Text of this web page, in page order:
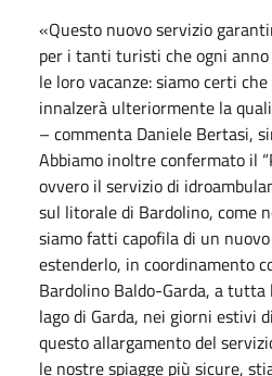
«Questo nuovo servizio
per i tanti turisti che ogni
le loro vacanze: siamo certi
innalzerà ulteriormente la
– commenta Daniele Bertasi,
Abbiamo inoltre confermato il
ovvero il servizio di
sul litorale di Bardolino, come
siamo fatti capofila di un
estenderlo, in coordinamento
Bardolino Baldo-Garda, a
lago di Garda, nei giorni estivi
questo allargamento del
le nostre spiagge più sicure,